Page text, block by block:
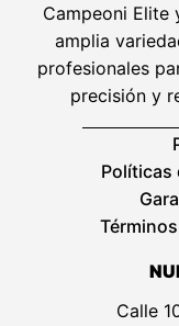
Campeoni Elite
amplia
profesionales
precisión y
Políticas
Calle